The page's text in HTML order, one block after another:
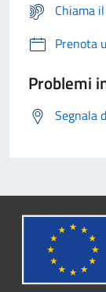
Chiama
Prenota
Problemi
Segnala